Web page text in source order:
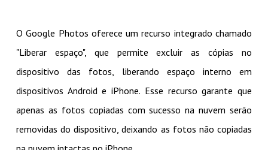
O Google Photos oferece um recurso integrado chamado
"Liberar espaço", que permite excluir as cópias no
dispositivo das fotos, liberando espaço interno em
dispositivos Android e iPhone. Esse recurso garante que
apenas as fotos copiadas com sucesso na nuvem serão
removidas do dispositivo, deixando as fotos não copiadas